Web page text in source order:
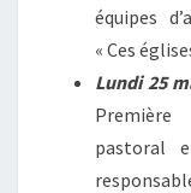
équipes
« Ces
Lundi 25
pastoral